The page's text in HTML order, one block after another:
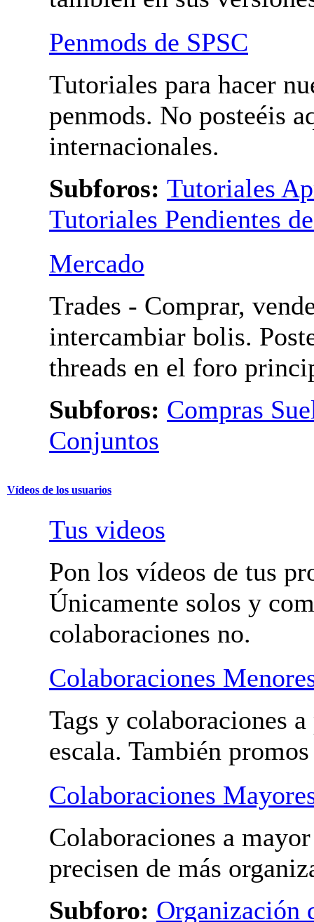
Penmods de SPSC
Tutoriales para hacer
penmods. No posteéis
internacionales.
Subforos: Tutoriales
Tutoriales Pendientes
Mercado
Trades - Comprar,
intercambiar bolis.
threads en el foro
Subforos: Compras
Conjuntos
Vídeos de los usuarios
Tus videos
Pon los vídeos de tus
Únicamente solos y
colaboraciones no.
Colaboraciones
Tags y colaboraciones a
escala. También
Colaboraciones
Colaboraciones a
precisen de más
Subforo: Organización